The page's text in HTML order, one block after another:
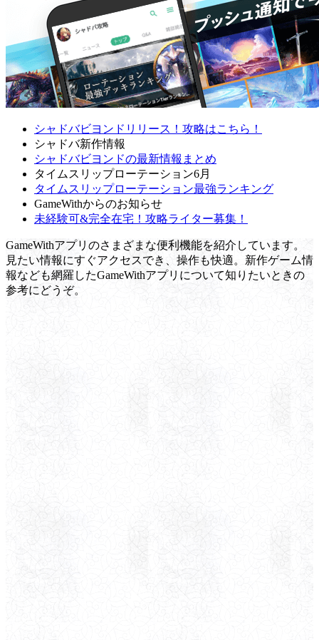
シャドバビヨンドリリース！攻略はこちら！
シャドバ新作情報
シャドバビヨンドの最新情報まとめ
タイムスリップローテーション6月
タイムスリップローテーション最強ランキング
GameWithからのお知らせ
未経験可&完全在宅！攻略ライター募集！
GameWithアプリのさまざまな便利機能を紹介しています。
見たい情報にすぐアクセスでき、操作も快適。新作ゲーム情
報なども網羅したGameWithアプリについて知りたいときの
参考にどうぞ。